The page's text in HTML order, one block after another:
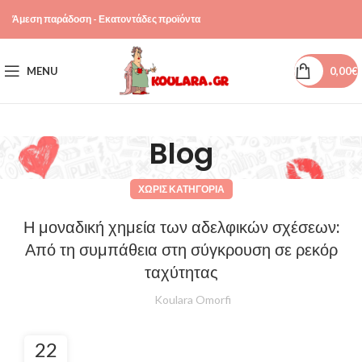
Άμεση παράδοση - Εκατοντάδες προϊόντα
MENU 0,00€
Blog
ΧΩΡΊΣ ΚΑΤΗΓΟΡΊΑ
Η μοναδική χημεία των αδελφικών σχέσεων:
Από τη συμπάθεια στη σύγκρουση σε ρεκόρ
ταχύτητας
Koulara Omorfi
22